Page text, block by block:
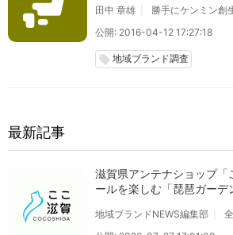
田中 章雄
勝手にケンミン創
公開: 2016-04-12 17:27:18
local_offer 地域ブランド調査
最新記事
滋賀県アンテナショップ「
ールを楽しむ「琵琶ガーデ
地域ブランドNEWS編集部